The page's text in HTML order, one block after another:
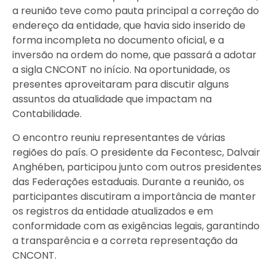
a reunião teve como pauta principal a correção do
endereço da entidade, que havia sido inserido de
forma incompleta no documento oficial, e a
inversão na ordem do nome, que passará a adotar
a sigla CNCONT no início. Na oportunidade, os
presentes aproveitaram para discutir alguns
assuntos da atualidade que impactam na
Contabilidade.
O encontro reuniu representantes de várias
regiões do país. O presidente da Fecontesc, Dalvair
Anghében, participou junto com outros presidentes
das Federações estaduais. Durante a reunião, os
participantes discutiram a importância de manter
os registros da entidade atualizados e em
conformidade com as exigências legais, garantindo
a transparência e a correta representação da
CNCONT.